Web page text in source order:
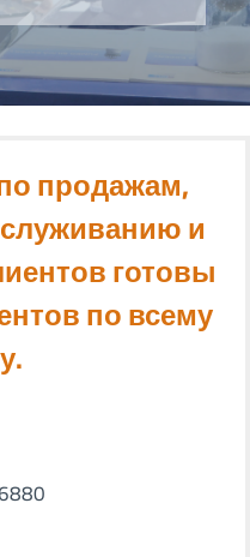
продажам,
и
готовы
по всему